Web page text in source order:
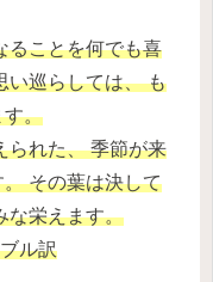
ことを何でも喜
い巡らしては、 も
す。
られた、 季節が来
その葉は決して
な栄えます。
ル訳